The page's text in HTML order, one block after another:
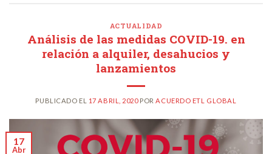
ACTUALIDAD
Análisis de las medidas COVID-19. en
relación a alquiler, desahucios y
lanzamientos
PUBLICADO EL 17 ABRIL, 2020PORACUERDO ETL GLOBAL
17
Abr